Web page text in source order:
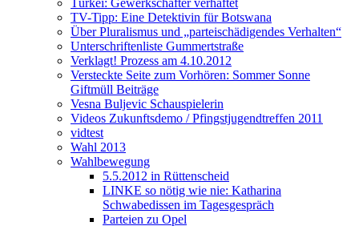
Türkei: Gewerkschafter verhaftet
TV-Tipp: Eine Detektivin für Botswana
Über Pluralismus und „parteischädigendes Verhalten“
Unterschriftenliste Gummertstraße
Verklagt! Prozess am 4.10.2012
Versteckte Seite zum Vorhören: Sommer Sonne
Giftmüll Beiträge
Vesna Buljevic Schauspielerin
Videos Zukunftsdemo / Pfingstjugendtreffen 2011
vidtest
Wahl 2013
Wahlbewegung
5.5.2012 in Rüttenscheid
LINKE so nötig wie nie: Katharina
Schwabedissen im Tagesgespräch
Parteien zu Opel